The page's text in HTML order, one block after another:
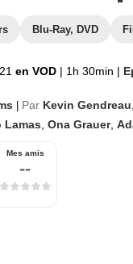
Blu-Ray, DVD
en VOD | 1h 30min |
Par Kevin Gendreau
Lamas Ona Grauer,
Mes amis
--